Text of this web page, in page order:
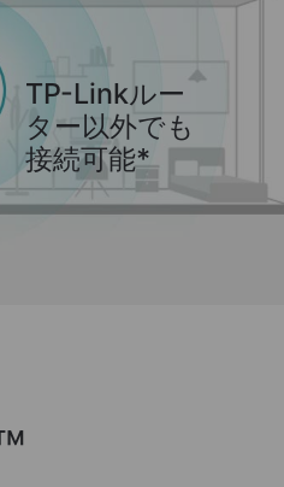
TP-Linkルー
ター以外でも
接続可能*